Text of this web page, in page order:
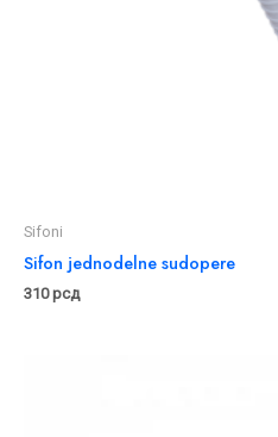
Sifoni
Sifon jednodelne sudopere
310рсд